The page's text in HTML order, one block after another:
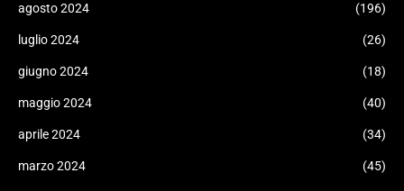
agosto 2024 (196)
luglio 2024 (26)
giugno 2024 (18)
maggio 2024 (40)
aprile 2024 (34)
marzo 2024 (45)